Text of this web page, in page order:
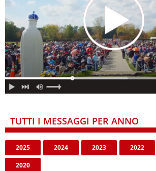
TUTTI I MESSAGGI PER ANNO
2025 2024 2023 2022
2020